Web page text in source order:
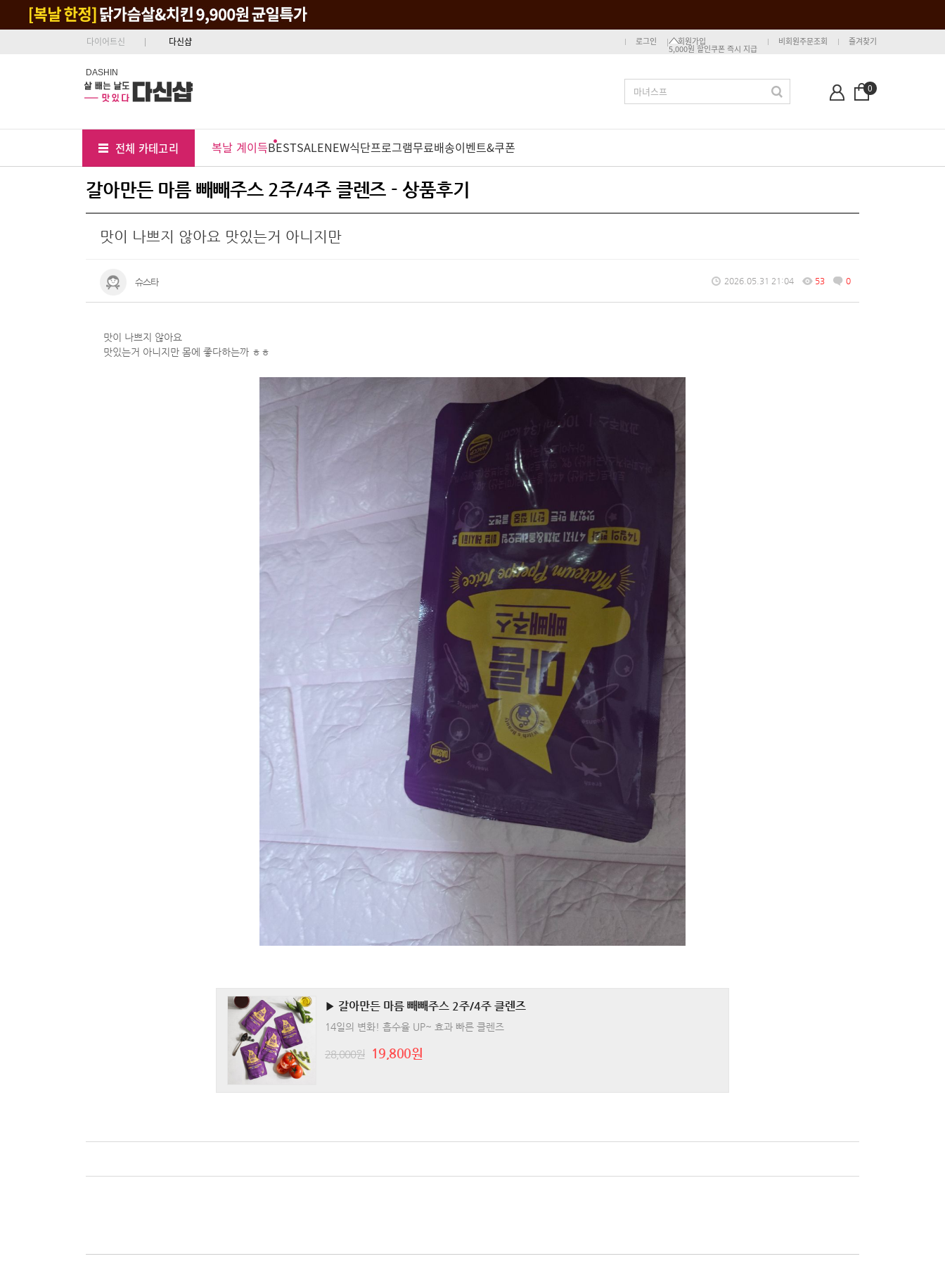
다이어트신 다신샵 로그인 회원가입
5,000원 할인쿠폰 즉시 지급
비회원주문조회 즐겨찾기
DASHIN
0
전체 카테고리 복날 계이득BESTSALENEW식단프로그램무료배송이벤트&쿠폰
갈아만든 마름 빼빼주스 2주/4주 클렌즈 - 상품후기
맛이 나쁘지 않아요 맛있는거 아니지만
슈스타 2026.05.31 21:04 53 0
맛이 나쁘지 않아요
맛있는거 아니지만 몸에 좋다하는까 ㅎㅎ
▶ 갈아만든 마름 빼빼주스 2주/4주 클렌즈
14일의 변화! 흡수율 UP~ 효과 빠른 클렌즈
28,000원 19,800원